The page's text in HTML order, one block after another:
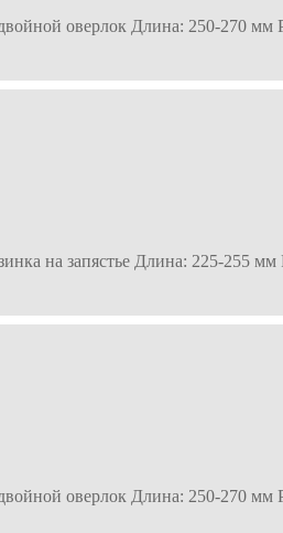
оверлок Длина: 250-270
на запястье Длина: 225-255
оверлок Длина: 250-270